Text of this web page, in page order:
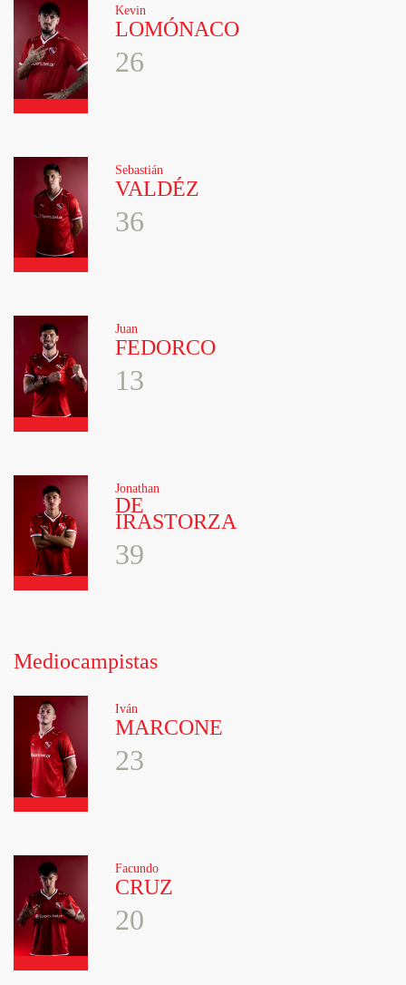
Kevin
LOMÓNACO
26
Sebastián
VALDÉZ
36
Juan
FEDORCO
13
Jonathan
DE
IRASTORZA
39
Mediocampistas
Iván
MARCONE
23
Facundo
CRUZ
20